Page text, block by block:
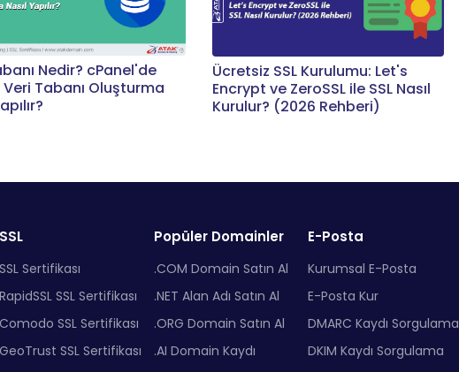
Nedir? cPanel'de
Veri Tabanı Oluşturma
Ücretsiz SSL Kurulumu: Let's
Encrypt ve ZeroSSL ile SSL Nasıl
Kurulur? (2026 Rehberi)
SSL
SSL Sertifikası
RapidSSL SSL Sertifikası
Comodo SSL Sertifikası
GeoTrust SSL Sertifikası
Popüler Domainler
.COM Domain Satın Al
.NET Alan Adı Satın Al
.ORG Domain Satın Al
.AI Domain Kaydı
E-Posta
Kurumsal E-Posta
E-Posta Kur
DMARC Kaydı Sorgulama
DKIM Kaydı Sorgulama